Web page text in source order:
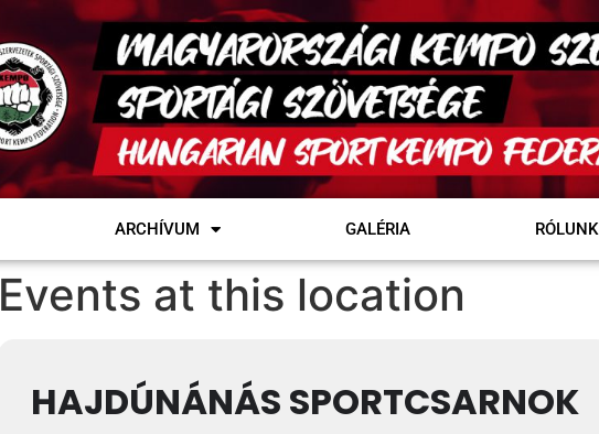
ARCHÍVUM GALÉRIA RÓLUNK
Events at this location
HAJDÚNÁNÁS SPORTCSARNOK